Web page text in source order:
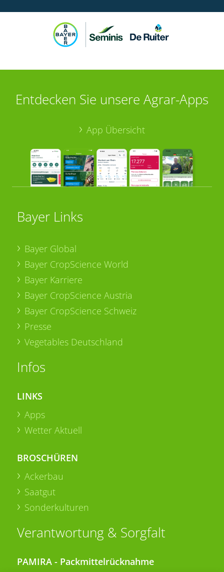
Entdecken Sie unsere Agrar-Apps
App Übersicht
Bayer Links
Bayer Global
Bayer CropScience World
Bayer Karriere
Bayer CropScience Austria
Bayer CropScience Schweiz
Presse
Vegetables Deutschland
Infos
LINKS
Apps
Wetter Aktuell
BROSCHÜREN
Ackerbau
Saatgut
Sonderkulturen
Verantwortung & Sorgfalt
PAMIRA - Packmittelrücknahme